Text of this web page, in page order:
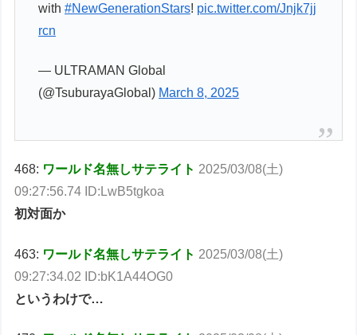
with#NewGenerationStars! pic.twitter.com/Jnjk7jj
rcn
— ULTRAMAN Global
(@TsuburayaGlobal) March 8, 2025
468: ワールド名無しサテライト 2025/03/08(土)
09:27:56.74 ID:LwB5tgkoa
初対面か
463: ワールド名無しサテライト 2025/03/08(土)
09:27:34.02 ID:bK1A44OG0
というわけで…